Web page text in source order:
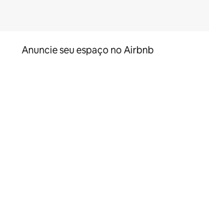
Anuncie seu espaço no Airbnb